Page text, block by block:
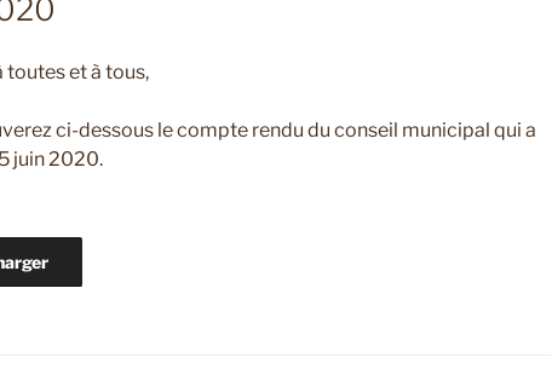
toutes et à tous,
ci-dessous le compte rendu du conseil municipal qui a
juin 2020.